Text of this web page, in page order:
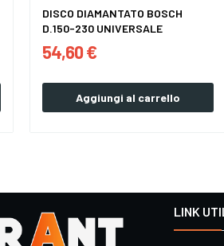
DISCO DIAMANTATO BOSCH
D.150-230 UNIVERSALE
54,60 €
Aggiungi al carrello
LINK